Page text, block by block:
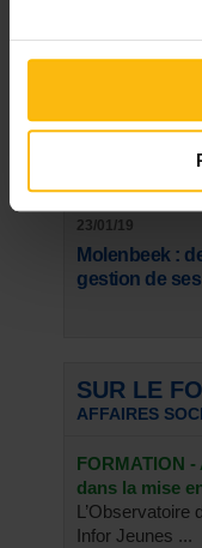
"Les SDF
de la crise
revenu
23/01/19
Molenbeek :
gestion de
SUR LE
AFFAIRES
FORMATION
dans la mise
L’Observatoire
Infor Jeunes ...